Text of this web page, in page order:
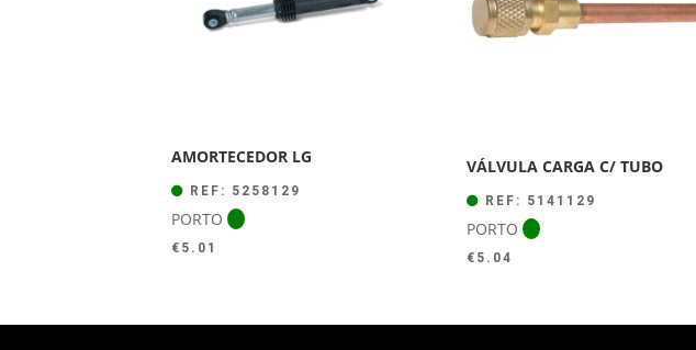
AMORTECEDOR LG
REF: 5258129
PORTO
€ 5.01
VÁLVULA CARGA C/ TUBO
REF: 5141129
PORTO
€ 5.04